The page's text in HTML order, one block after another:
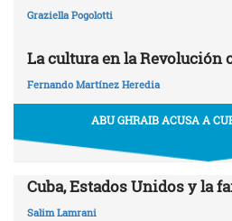
Graziella Pogolotti
La cultura en la Revolución
Fernando Martínez Heredia
ABU GHRAIB ACUSA A
Cuba, Estados Unidos y la
Salim Lamrani